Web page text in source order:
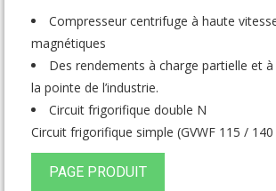
Compresseur centrifuge à haute
magnétiques
Des rendements à charge partielle et
la pointe de l’industrie.
Circuit frigorifique double N
Circuit frigorifique simple (GVWF 115 / 140
PAGE PRODUIT